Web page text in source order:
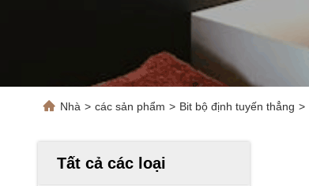
Nhà > các sản phẩm > Bit bộ định tuyến thẳng >
Tất cả các loại